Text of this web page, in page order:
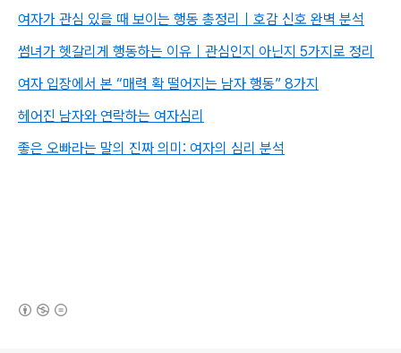
여자가 관심 있을 때 보이는 행동 총정리｜호감 신호 완벽 분석
썸녀가 헷갈리게 행동하는 이유｜관심인지 아닌지 5가지로 정리
여자 입장에서 본 “매력 확 떨어지는 남자 행동” 8가지
헤어진 남자와 연락하는 여자심리
좋은 오빠라는 말의 진짜 의미: 여자의 심리 분석